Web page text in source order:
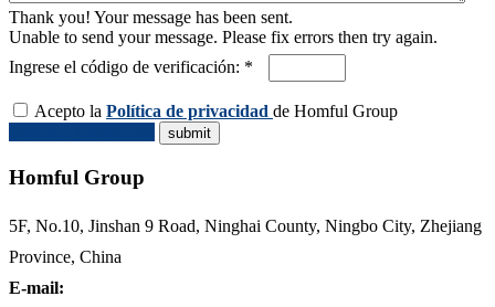
Thank you! Your message has been sent.
Unable to send your message. Please fix errors then try again.
Ingrese el código de verificación: *
Acepto la Política de privacidad de Homful Group
Homful Group
5F, No.10, Jinshan 9 Road, Ninghai County, Ningbo City, Zhejiang
Province, China
E-mail: